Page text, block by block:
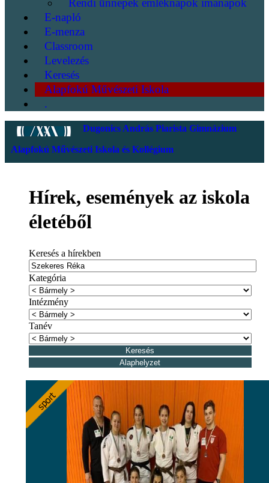
Rendi ünnepek emléknapok imanapok
E-napló
E-menza
Classroom
Levelezés
Keresés
Alapfokú Művészeti Iskola
.
Dugonics András Piarista Gimnázium
Alapfokú Művészeti Iskola és Kollégium
Hírek, események az iskola
életéből
Keresés a hírekben
Kategória
Intézmény
Tanév